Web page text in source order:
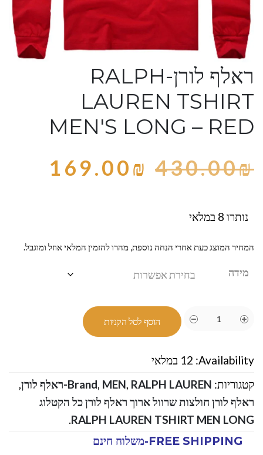
ראלף לורן-RALPH
LAUREN TSHIRT
MEN'S LONG – RED
430.00₪
169.00₪
נותרו 8 במלאי
המחיר המוצג כעת אחרי הנחה נוספת, מהרו להזמין המלאי אוזל ומוגבל.
מידה
הוסף לסל הקניות
Availability: 12 במלאי
קטגוריות:
Brand, MEN, RALPH LAUREN-ראלף לורן
,
ראלף לורן חולצות שרוול ארוך ראלף לורן כל הקטלוג
RALPH LAUREN TSHIRT MEN LONG
.
FREE SHIPPING-משלוח חינם